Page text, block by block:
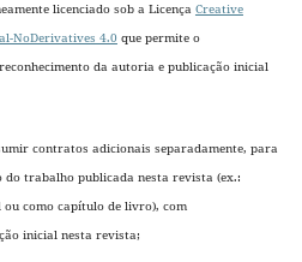
licenciado sob a Licença Creative
NoDerivatives 4.0 que permite o
da autoria e publicação inicial
contratos adicionais separadamente, para
trabalho publicada nesta revista (ex.:
como capítulo de livro), com
inicial nesta revista;